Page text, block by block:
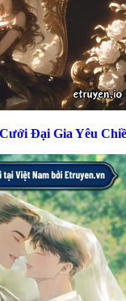
Đại Gia Yêu